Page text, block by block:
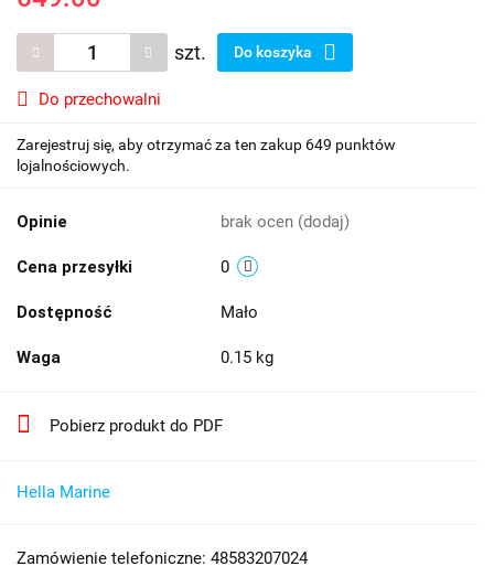
szt. Do koszyka
Do przechowalni
Zarejestruj się, aby otrzymać za ten zakup 649 punktów
lojalnościowych.
Opinie brak ocen (dodaj)
Cena przesyłki 0
Dostępność Mało
Waga 0.15 kg
Pobierz produkt do PDF
Hella Marine
Zamówienie telefoniczne: 48583207024